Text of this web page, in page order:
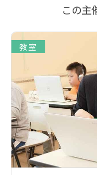
この主
教室